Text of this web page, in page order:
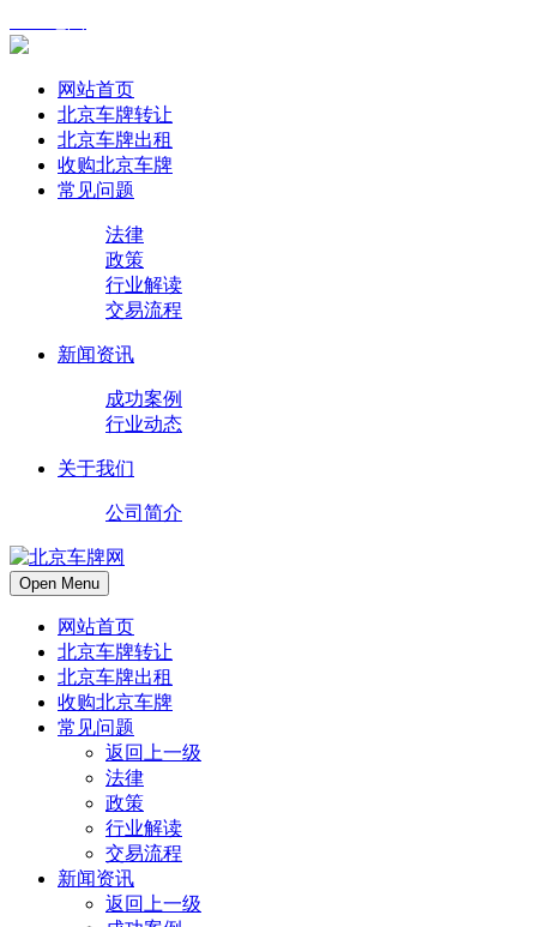
网站首页
北京车牌转让
北京车牌出租
收购北京车牌
常见问题
法律
政策
行业解读
交易流程
新闻资讯
成功案例
行业动态
关于我们
公司简介
Open Menu
网站首页
北京车牌转让
北京车牌出租
收购北京车牌
常见问题
返回上一级
法律
政策
行业解读
交易流程
新闻资讯
返回上一级